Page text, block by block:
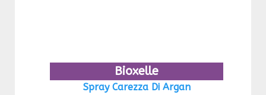
Bioxelle
Spray Carezza Di Argan